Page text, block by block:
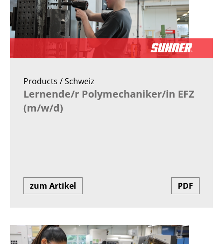
Products / Schweiz
Lernende/r Polymechaniker/in EFZ
(m/w/d)
zum Artikel PDF